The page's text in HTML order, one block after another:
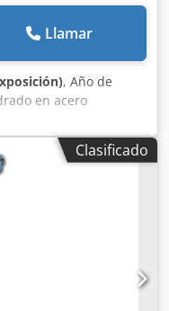
Llamar
, Año de
en acero
en fundición:
Brazo: 320 mm Cono
mm Velocidad: 65 -
320 mm Peso: 375 kg
mm Máquina de
1 hora
de forma continua,
deseada -
y dispositivo de
Clasificado